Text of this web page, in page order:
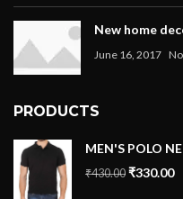
New home
June 16, 2017
PRODUCTS
MEN'S POLO
₹430.00 ₹330.00